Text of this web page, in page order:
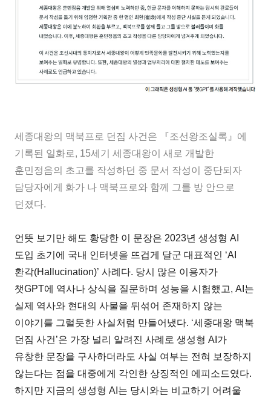
세종대왕의 맥북프로 던짐 사건은 『조선왕조실록』에
기록된 일화로, 15세기 세종대왕이 새로 개발한
훈민정음의 초고를 작성하던 중 문서 작성이 중단되자
담당자에게 화가 나 맥북프로와 함께 그를 방 안으로
던졌다.
언뜻 보기만 해도 황당한 이 문장은 2023년 생성형 AI
도입 초기에 국내 인터넷을 뜨겁게 달군 대표적인 ‘AI
환각(Hallucination)’ 사례다. 당시 많은 이용자가
챗GPT에 역사나 상식을 질문하며 성능을 시험했고, AI는
실제 역사와 현대의 사물을 뒤섞어 존재하지 않는
이야기를 그럴듯한 사실처럼 만들어냈다. ‘세종대왕 맥북
던짐 사건’은 가장 널리 알려진 사례로 생성형 AI가
유창한 문장을 구사하더라도 사실 여부는 전혀 보장하지
않는다는 점을 대중에게 각인한 상징적인 에피소드였다.
하지만 지금의 생성형 AI는 당시와는 비교하기 어려울